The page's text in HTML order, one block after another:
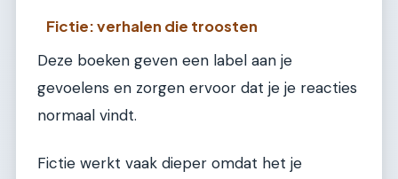
Fictie: verhalen die troosten
Deze boeken geven een label aan je
gevoelens en zorgen ervoor dat je je reacties
normaal vindt.
Fictie werkt vaak dieper omdat het je